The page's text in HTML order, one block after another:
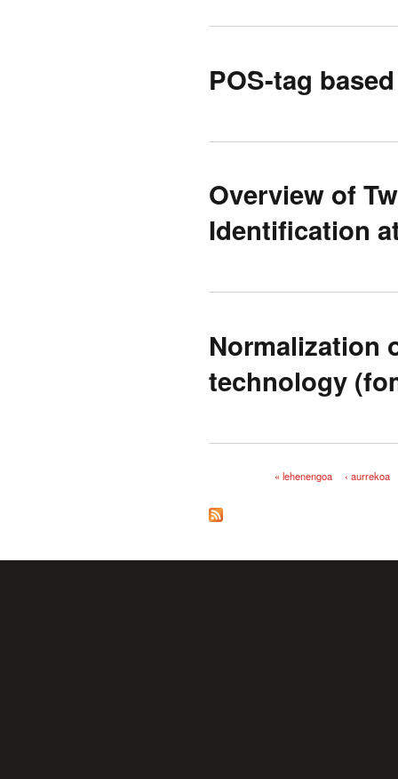
POS-tag
Overview of
Identification
Normalization
technology
« lehenengoa ‹ aurrekoa